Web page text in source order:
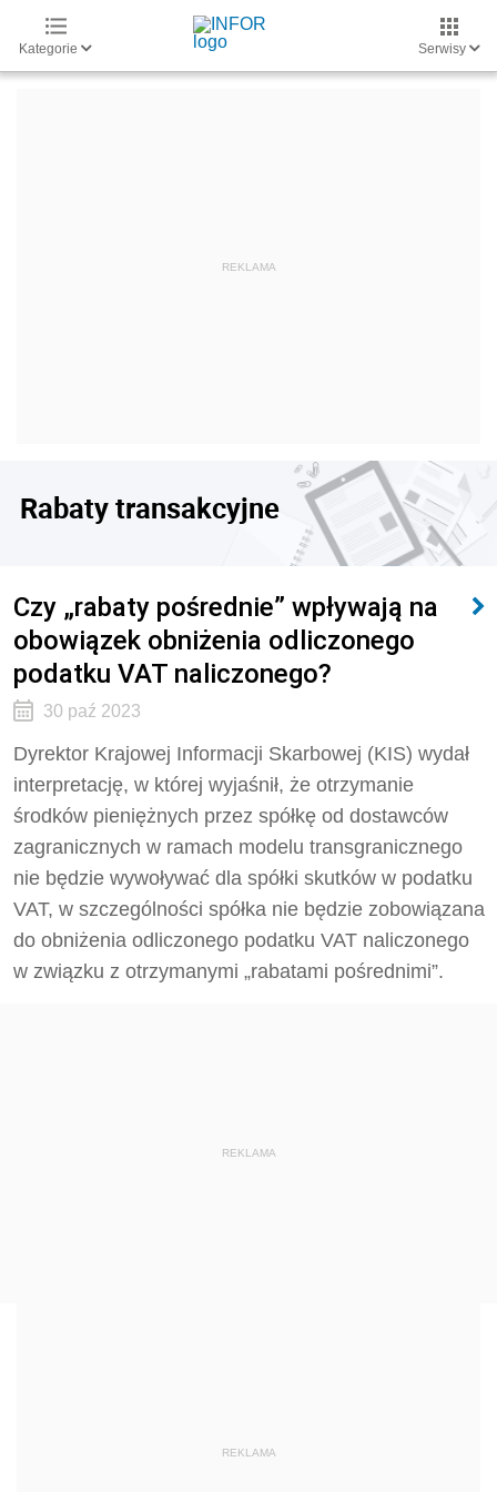
Kategorie Serwisy
Rabaty transakcyjne
Czy „rabaty pośrednie” wpływają na
obowiązek obniżenia odliczonego
podatku VAT naliczonego?
30 paź 2023
Dyrektor Krajowej Informacji Skarbowej (KIS) wydał
interpretację, w której wyjaśnił, że otrzymanie
środków pieniężnych przez spółkę od dostawców
zagranicznych w ramach modelu transgranicznego
nie będzie wywoływać dla spółki skutków w podatku
VAT, w szczególności spółka nie będzie zobowiązana
do obniżenia odliczonego podatku VAT naliczonego
w związku z otrzymanymi „rabatami pośrednimi”.
REKLAMA
REKLAMA